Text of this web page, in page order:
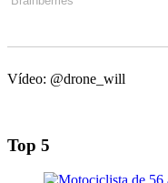
Vídeo: @drone_will
Top 5